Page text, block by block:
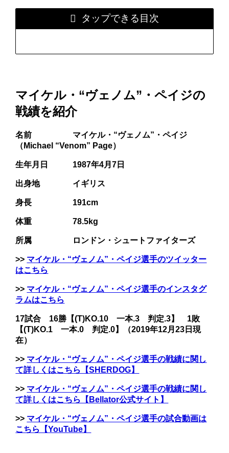
タップできる目次
マイケル・“ヴェノム”・ペイジの
戦績を紹介
名前 マイケル・“ヴェノム”・ペイジ
（Michael “Venom” Page）
生年月日 1987年4月7日
出身地 イギリス
身長 191cm
体重 78.5kg
所属 ロンドン・シュートファイターズ
>> マイケル・“ヴェノム”・ペイジ選手のツイッター
はこちら
>> マイケル・“ヴェノム”・ペイジ選手のインスタグ
ラムはこちら
17試合 16勝【(T)KO.10 一本.3 判定.3】 1敗
【(T)KO.1 一本.0 判定.0】（2019年12月23日現
在）
>> マイケル・“ヴェノム”・ペイジ選手の戦績に関し
て詳しくはこちら【SHERDOG】
>> マイケル・“ヴェノム”・ペイジ選手の戦績に関し
て詳しくはこちら【Bellator公式サイト】
>> マイケル・“ヴェノム”・ペイジ選手の試合動画は
こちら【YouTube】